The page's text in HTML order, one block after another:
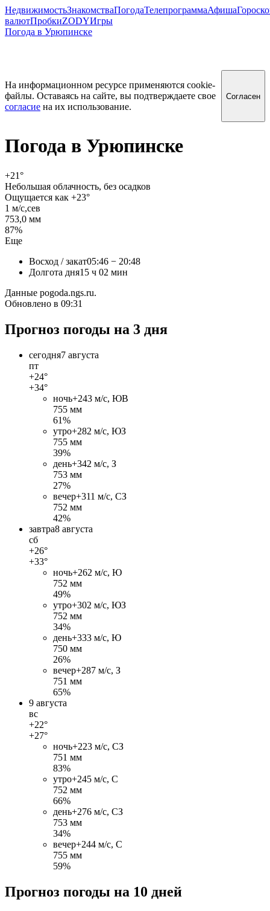
НедвижимостьЗнакомстваПогодаТелепрограммаАфиша
валютПробкиZODYИгры
Погода в Урюпинске
На информационном ресурсе применяются cookie-
файлы. Оставаясь на сайте, вы подтверждаете свое
согласие на их использование.
Согласен
Погода в Урюпинске
+21°
Небольшая облачность, без осадков
Ощущается как +23°
1 м/c,сев
753,0 мм
87%
Еще
Восход / закат05:46 − 20:48
Долгота дня15 ч 02 мин
Данные pogoda.ngs.ru.
Обновлено в 09:31
Прогноз погоды на 3 дня
сегодня7 августа
пт
+24°
+34°
ночь+243 м/c, ЮВ
755 мм
61%
утро+282 м/c, ЮЗ
755 мм
39%
день+342 м/c, З
753 мм
27%
вечер+311 м/c, СЗ
752 мм
42%
завтра8 августа
сб
+26°
+33°
ночь+262 м/c, Ю
752 мм
49%
утро+302 м/c, ЮЗ
752 мм
34%
день+333 м/c, Ю
750 мм
26%
вечер+287 м/c, З
751 мм
65%
9 августа
вс
+22°
+27°
ночь+223 м/c, СЗ
751 мм
83%
утро+245 м/c, С
752 мм
66%
день+276 м/c, СЗ
753 мм
34%
вечер+244 м/c, С
755 мм
59%
Прогноз погоды на 10 дней